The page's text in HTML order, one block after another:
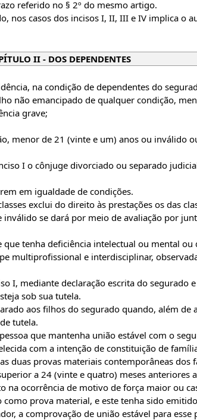
referido no § 2º do mesmo artigo.
nos casos dos incisos I, II, III e IV implica o
II - DOS DEPENDENTES
na condição de dependentes do
não emancipado de qualquer condição,
grave;
menor de 21 (vinte e um) anos ou inválido
I o cônjuge divorciado ou separado
em igualdade de condições.
exclui do direito às prestações os das
se dará por meio de avaliação por
tenha deficiência intelectual ou mental ou
multiprofissional e interdisciplinar,
I, mediante declaração escrita do segurado
sob sua tutela.
aos filhos do segurado quando, além de
tutela.
que mantenha união estável com o
com a intenção de constituição de
duas provas materiais contemporâneas dos
a 24 (vinte e quatro) meses anteriores
na ocorrência de motivo de força maior ou
como prova material, e este tenha sido
a comprovação de união estável para